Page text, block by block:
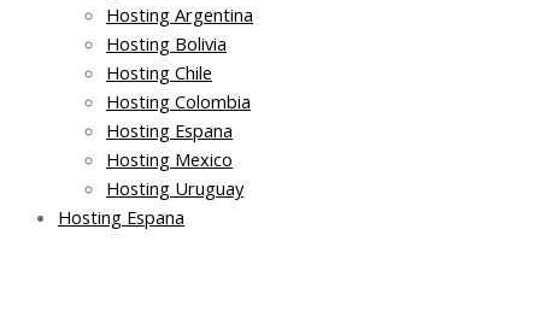
Hosting Argentina
Hosting Bolivia
Hosting Chile
Hosting Colombia
Hosting Espana
Hosting Mexico
Hosting Uruguay
Hosting Espana